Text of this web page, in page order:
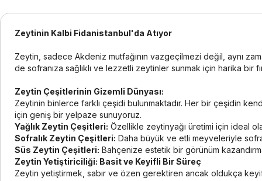
Zeytinin Kalbi Fidanistanbul'da Atıyor
Zeytin, sadece Akdeniz mutfağının vazgeçilmezi değil, aynı
de sofranıza sağlıklı ve lezzetli zeytinler sunmak için harika bir
Zeytin Çeşitlerinin Gizemli Dünyası:
Zeytinin binlerce farklı çeşidi bulunmaktadır. Her bir çeşidin
için geniş bir yelpaze sunuyoruz.
Yağlık Zeytin Çeşitleri: Özellikle zeytinyağı üretimi için ideal
Sofralık Zeytin Çeşitleri: Daha büyük ve etli meyveleriyle
Süs Zeytin Çeşitleri: Bahçenize estetik bir görünüm
Zeytin Yetiştiriciliği: Basit ve Keyifli Bir Süreç
Zeytin yetiştirmek, sabır ve özen gerektiren ancak oldukça